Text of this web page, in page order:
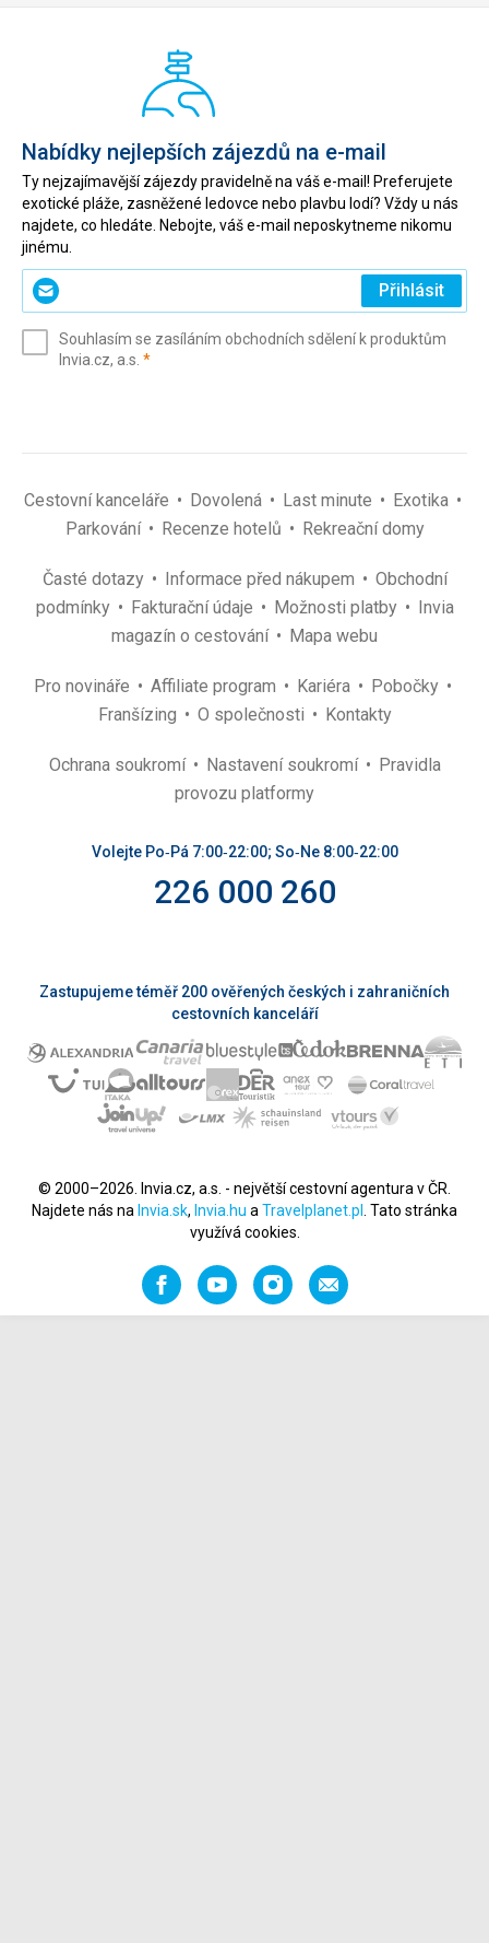
Nabídky nejlepších zájezdů na e-mail
Ty nejzajímavější zájezdy pravidelně na váš e-mail! Preferujete
exotické pláže, zasněžené ledovce nebo plavbu lodí? Vždy u nás
najdete, co hledáte. Nebojte, váš e-mail neposkytneme nikomu
jinému.
Zadejte
svůj
(povinné)
Přihlásit
Souhlasím se zasíláním obchodních sdělení k produktům
Invia.cz, a.s. *(povinné)
Cestovní kanceláře Dovolená Last minute
Exotika
Parkování
Recenze hotelů Rekreační domy
Časté dotazy Informace před nákupem
Obchodní
podmínky
Fakturační údaje Možnosti platby
Invia
magazín o cestování
Mapa webu
Pro novináře Affiliate program Kariéra
Pobočky
Franšízing
O společnosti Kontakty
Ochrana soukromí Nastavení soukromí
Pravidla
provozu platformy
Volejte Po‑Pá 7:00‑22:00; So‑Ne 8:00‑22:00
226 000 260
Zastupujeme téměř 200 ověřených českých i zahraničních
cestovních kanceláří
© 2000–2026. Invia.cz, a.s. - největší cestovní agentura v ČR.
Najdete nás na Invia.sk, Invia.hu a Travelplanet.pl
. Tato stránka
využívá cookies.
FacebookYouTubeInstagramNapište
nám